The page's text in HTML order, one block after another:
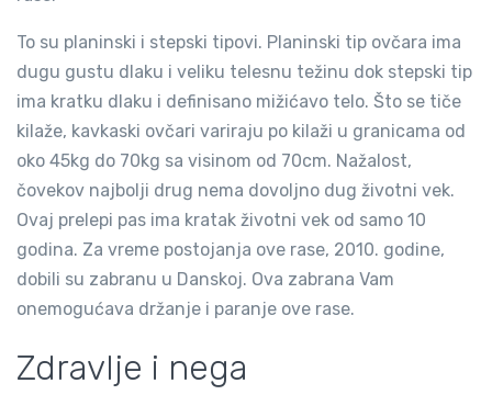
To su planinski i stepski tipovi. Planinski tip ovčara ima
dugu gustu dlaku i veliku telesnu težinu dok stepski tip
ima kratku dlaku i definisano mižićavo telo. Što se tiče
kilaže, kavkaski ovčari variraju po kilaži u granicama od
oko 45kg do 70kg sa visinom od 70cm. Nažalost,
čovekov najbolji drug nema dovoljno dug životni vek.
Ovaj prelepi pas ima kratak životni vek od samo 10
godina. Za vreme postojanja ove rase, 2010. godine,
dobili su zabranu u Danskoj. Ova zabrana Vam
onemogućava držanje i paranje ove rase.
Zdravlje i nega